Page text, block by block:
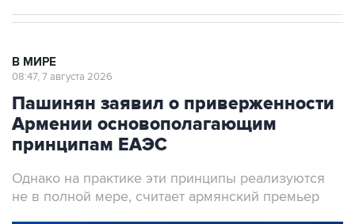
В МИРЕ
08:47, 7 августа 2026
Пашинян заявил о приверженности
Армении основополагающим
принципам ЕАЭС
Однако на практике эти принципы реализуются
не в полной мере, считает армянский премьер